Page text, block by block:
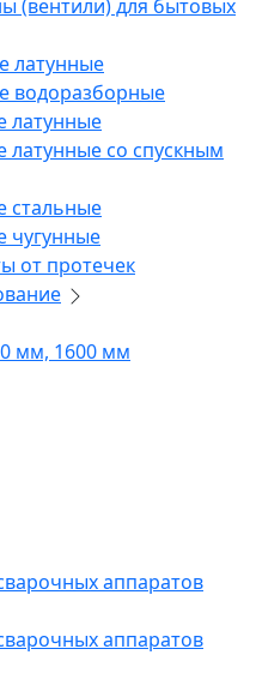
(вентили) для бытовых
латунные
водоразборные
латунные
со спускным
стальные
чугунные
от протечек
мм, 1600 мм
аппаратов
аппаратов